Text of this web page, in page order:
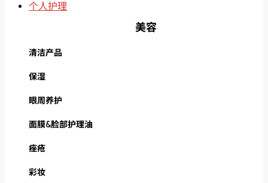
个人护理
美容
清洁产品
保湿
眼周养护
面膜&脸部护理油
痤疮
彩妆